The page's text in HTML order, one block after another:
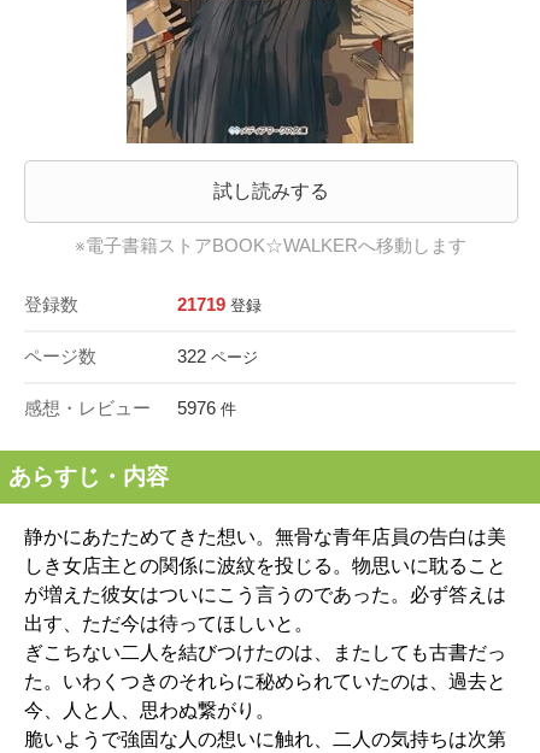
試し読みする
※電子書籍ストアBOOK☆WALKERへ移動します
登録数 21719 登録
ページ数 322 ページ
感想・レビュー 5976 件
あらすじ・内容
静かにあたためてきた想い。無骨な青年店員の告白は美
しき女店主との関係に波紋を投じる。物思いに耽ること
が増えた彼女はついにこう言うのであった。必ず答えは
出す、ただ今は待ってほしいと。
ぎこちない二人を結びつけたのは、またしても古書だっ
た。いわくつきのそれらに秘められていたのは、過去と
今、人と人、思わぬ繋がり。
脆いようで強固な人の想いに触れ、二人の気持ちは次第